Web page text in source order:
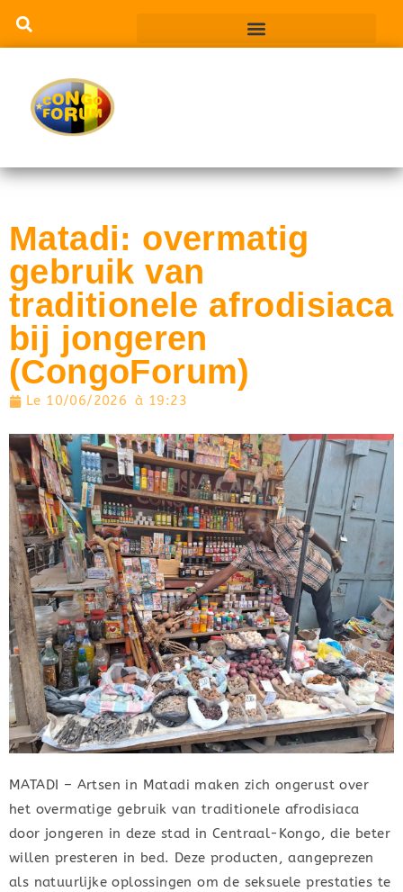
Matadi: overmatig
gebruik van
traditionele afrodisiaca
bij jongeren
(CongoForum)
Le 10/06/2026 à 19:23
MATADI – Artsen in Matadi maken zich ongerust over
het overmatige gebruik van traditionele afrodisiaca
door jongeren in deze stad in Centraal-Kongo, die beter
willen presteren in bed. Deze producten, aangeprezen
als natuurlijke oplossingen om de seksuele prestaties te